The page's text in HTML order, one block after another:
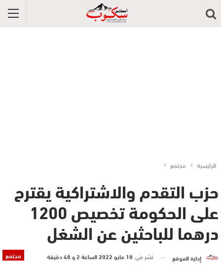
الرئيسية مجتمع
حزب التقدم والاشتراكية يقترح
على الحكومة تخصيص 1200
درهما للباحثين عن الشغل
مجتمع إدارة الموقع نشر في 18 مايو 2022 الساعة 2 و 48 دقيقة